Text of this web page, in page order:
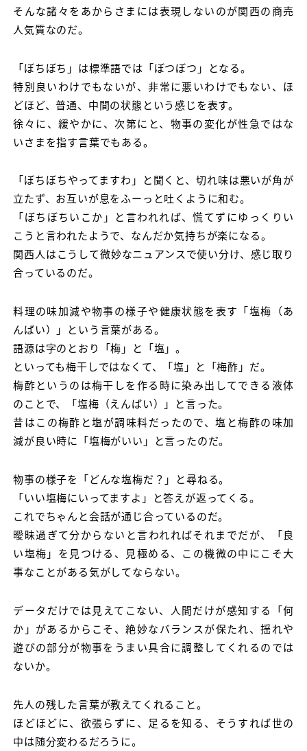
そんな諸々をあからさまには表現しないのが関西の商売
人気質なのだ。
「ぼちぼち」は標準語では「ぼつぼつ」となる。
特別良いわけでもないが、非常に悪いわけでもない、ほ
どほど、普通、中間の状態という感じを表す。
徐々に、緩やかに、次第にと、物事の変化が性急ではな
いさまを指す言葉でもある。
「ぼちぼちやってますわ」と聞くと、切れ味は悪いが角が
立たず、お互いが息をふーっと吐くように和む。
「ぼちぼちいこか」と言われれば、慌てずにゆっくりい
こうと言われたようで、なんだか気持ちが楽になる。
関西人はこうして微妙なニュアンスで使い分け、感じ取り
合っているのだ。
料理の味加減や物事の様子や健康状態を表す「塩梅（あ
んばい）」という言葉がある。
語源は字のとおり「梅」と「塩」。
といっても梅干しではなくて、「塩」と「梅酢」だ。
梅酢というのは梅干しを作る時に染み出してできる液体
のことで、「塩梅（えんばい）」と言った。
昔はこの梅酢と塩が調味料だったので、塩と梅酢の味加
減が良い時に「塩梅がいい」と言ったのだ。
物事の様子を「どんな塩梅だ？」と尋ねる。
「いい塩梅にいってますよ」と答えが返ってくる。
これでちゃんと会話が通じ合っているのだ。
曖昧過ぎて分からないと言われればそれまでだが、「良
い塩梅」を見つける、見極める、この機微の中にこそ大
事なことがある気がしてならない。
データだけでは見えてこない、人間だけが感知する「何
か」があるからこそ、絶妙なバランスが保たれ、揺れや
遊びの部分が物事をうまい具合に調整してくれるのでは
ないか。
先人の残した言葉が教えてくれること。
ほどほどに、欲張らずに、足るを知る、そうすれば世の
中は随分変わるだろうに。